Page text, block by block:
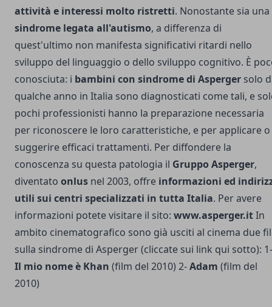
attività e interessi molto ristretti. Nonostante sia una
sindrome legata all'autismo, a differenza di
quest'ultimo non manifesta significativi ritardi nello
sviluppo del linguaggio o dello sviluppo cognitivo. È
conosciuta: i bambini con sindrome di Asperger solo
qualche anno in Italia sono diagnosticati come tali, e
pochi professionisti hanno la preparazione necessaria
per riconoscere le loro caratteristiche, e per applicare o
suggerire efficaci trattamenti. Per diffondere la
conoscenza su questa patologia il Gruppo Asperger,
diventato onlus nel 2003, offre informazioni ed
utili sui centri specializzati in tutta Italia. Per avere
informazioni potete visitare il sito: www.asperger.itIn
ambito cinematografico sono già usciti al cinema due
sulla sindrome di Asperger (cliccate sui link qui sotto): 1-
Il mio nome è Khan (film del 2010) 2-Adam (film del
2010)